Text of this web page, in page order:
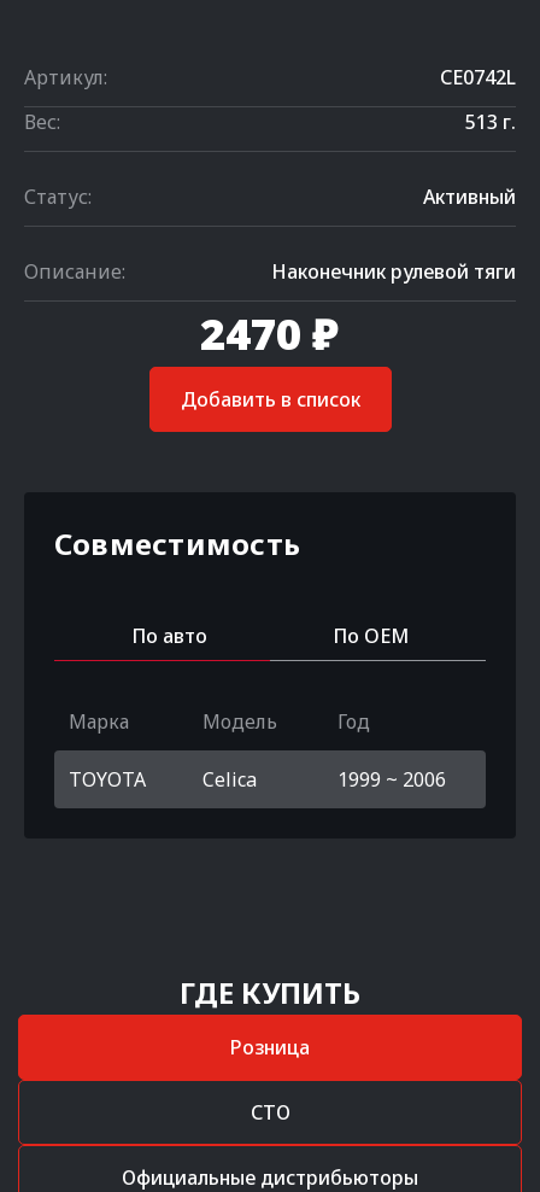
Артикул:
CE0742L
Вес:
513 г.
Статус: Активный
Описание: Наконечник рулевой тяги
2470 ₽
Добавить в список
Совместимость
По авто По OEM
Марка Модель Год
TOYOTA Celica 1999 ~ 2006
ГДЕ КУПИТЬ
Розница
СТО
Официальные дистрибьюторы